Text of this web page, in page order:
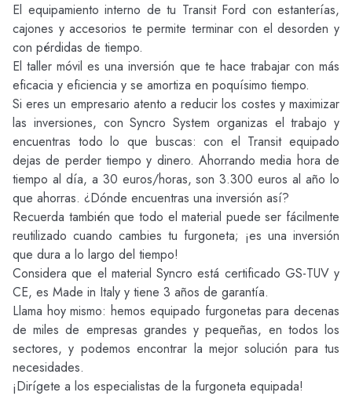
El equipamiento interno de tu Transit Ford con estanterías,
cajones y accesorios te permite terminar con el desorden y
con pérdidas de tiempo.
El taller móvil es una inversión que te hace trabajar con más
eficacia y eficiencia y se amortiza en poquísimo tiempo.
Si eres un empresario atento a reducir los costes y maximizar
las inversiones, con Syncro System organizas el trabajo y
encuentras todo lo que buscas: con el Transit equipado
dejas de perder tiempo y dinero. Ahorrando media hora de
tiempo al día, a 30 euros/horas, son 3.300 euros al año lo
que ahorras. ¿Dónde encuentras una inversión así?
Recuerda también que todo el material puede ser fácilmente
reutilizado cuando cambies tu furgoneta; ¡es una inversión
que dura a lo largo del tiempo!
Considera que el material Syncro está certificado GS-TUV y
CE, es Made in Italy y tiene 3 años de garantía.
Llama hoy mismo: hemos equipado furgonetas para decenas
de miles de empresas grandes y pequeñas, en todos los
sectores, y podemos encontrar la mejor solución para tus
necesidades.
¡Dirígete a los especialistas de la furgoneta equipada!